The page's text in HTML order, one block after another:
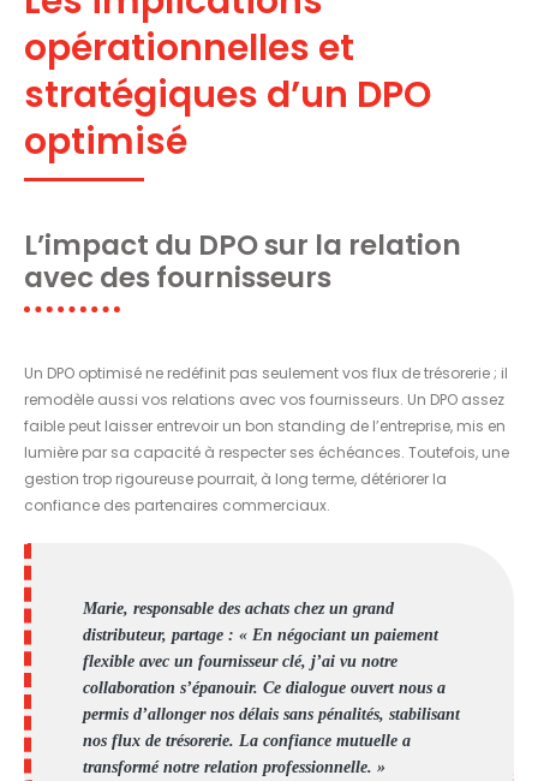
opérationnelles et
stratégiques d’un DPO
optimisé
L’impact du DPO sur la relation
avec des fournisseurs
Un DPO optimisé ne redéfinit pas seulement vos flux de trésorerie ; il
remodèle aussi vos relations avec vos fournisseurs. Un DPO assez
faible peut laisser entrevoir un bon standing de l’entreprise, mis en
lumière par sa capacité à respecter ses échéances. Toutefois, une
gestion trop rigoureuse pourrait, à long terme, détériorer la
confiance des partenaires commerciaux.
Marie, responsable des achats chez un grand
distributeur, partage : « En négociant un paiement
flexible avec un fournisseur clé, j’ai vu notre
collaboration s’épanouir. Ce dialogue ouvert nous a
permis d’allonger nos délais sans pénalités, stabilisant
nos flux de trésorerie. La confiance mutuelle a
transformé notre relation professionnelle. »